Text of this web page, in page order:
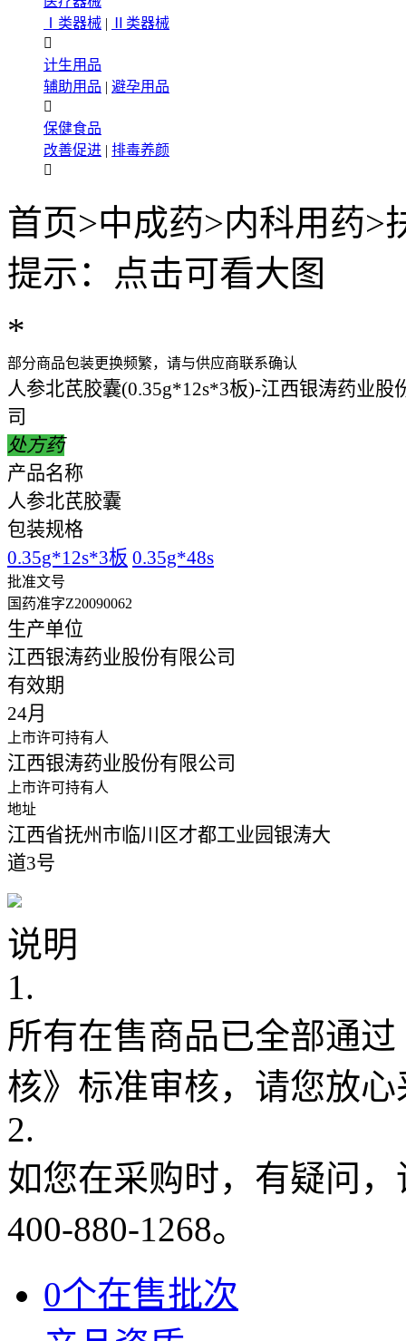
Ⅰ类器械 |
Ⅱ类器械

计生用品
辅助用品 | 避孕用品

保健食品
改善促进 | 排毒养颜

首页>中成药>内科用药>
提示：点击可看大图
*
部分商品包装更换频繁，请与供应商联系确认
人参北芪胶囊(0.35g*12s*3板)-江西银涛药业股
司
处方药
产品名称
人参北芪胶囊
包装规格
0.35g*12s*3板 0.35g*48s
批准文号
国药准字Z20090062
生产单位
江西银涛药业股份有限公司
有效期
24月
上市许可持有人
江西银涛药业股份有限公司
上市许可持有人
地址
江西省抚州市临川区才都工业园银涛大
道3号
说明
1.
所有在售商品已全部通
核》标准审核，请您放心
2.
如您在采购时，有疑问
400-880-1268。
0个在售批次